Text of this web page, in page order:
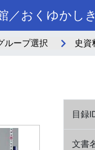
／おくゆかし
ループ選択 史資
目録
文書